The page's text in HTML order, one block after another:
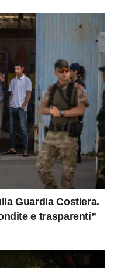
Guardia Costiera.
e trasparenti”